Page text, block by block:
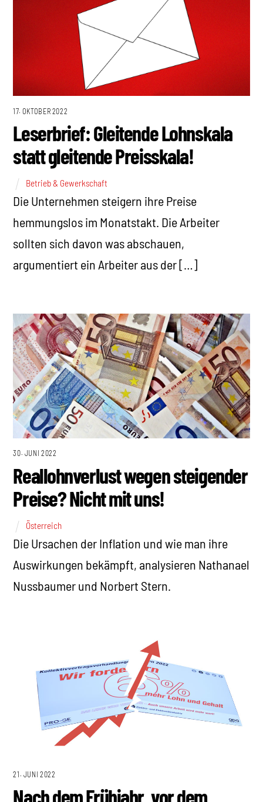
17. OKTOBER 2022
Leserbrief: Gleitende Lohnskala
statt gleitende Preisskala!
Betrieb & Gewerkschaft
Die Unternehmen steigern ihre Preise
hemmungslos im Monatstakt. Die Arbeiter
sollten sich davon was abschauen,
argumentiert ein Arbeiter aus der […]
30. JUNI 2022
Reallohnverlust wegen steigender
Preise? Nicht mit uns!
Österreich
Die Ursachen der Inflation und wie man ihre
Auswirkungen bekämpft, analysieren Nathanael
Nussbaumer und Norbert Stern.
21. JUNI 2022
Nach dem Frühjahr, vor dem